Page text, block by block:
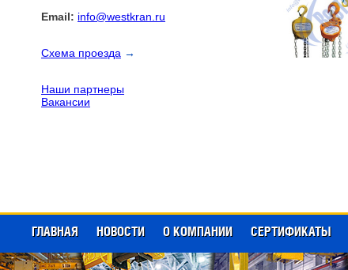
Email: info@westkran.ru
Схема проезда →
Наши партнеры
Вакансии
ГЛАВНАЯ НОВОСТИ О КОМПАНИИ СЕРТИФИКАТЫ